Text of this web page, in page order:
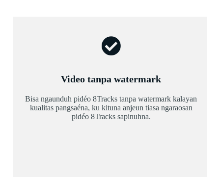
Video tanpa watermark
Bisa ngaunduh pidéo 8Tracks tanpa watermark kalayan
kualitas pangsaéna, ku kituna anjeun tiasa ngaraosan
pidéo 8Tracks sapinuhna.